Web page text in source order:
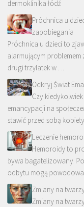
dermoklinika łódź
Próchnica u
zapobiegania
Próchnica u dzieci to
alarmującym
drugi trzylatek w …
Odkryj Świat
Czy
emancypacji na
stawić przed sobą
Leczenie
Hemoroidy to
bywa bagatelizowany.
odbytu mogą
Zmiany na
Zmiany na